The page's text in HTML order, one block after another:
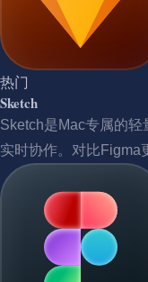
热门
Sketch
Sketch是Mac专属的
实时协作。对比Figma